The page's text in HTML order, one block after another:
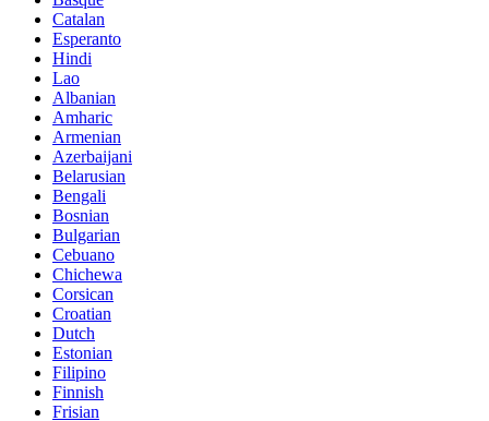
Catalan
Esperanto
Hindi
Lao
Albanian
Amharic
Armenian
Azerbaijani
Belarusian
Bengali
Bosnian
Bulgarian
Cebuano
Chichewa
Corsican
Croatian
Dutch
Estonian
Filipino
Finnish
Frisian